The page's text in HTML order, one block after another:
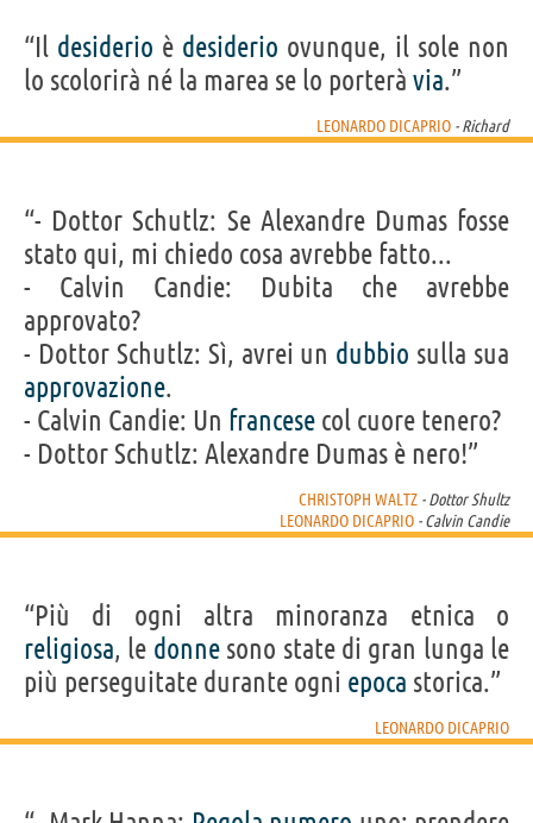
“Il desiderio è desiderio ovunque, il sole non
lo scolorirà né la marea se lo porterà via.”
LEONARDO DICAPRIO - Richard
“- Dottor Schutlz: Se Alexandre Dumas fosse
stato qui, mi chiedo cosa avrebbe fatto...
- Calvin Candie: Dubita che avrebbe
approvato?
- Dottor Schutlz: Sì, avrei un dubbio sulla sua
approvazione.
- Calvin Candie: Un francese col cuore tenero?
- Dottor Schutlz: Alexandre Dumas è nero!”
CHRISTOPH WALTZ - Dottor Shultz
LEONARDO DICAPRIO - Calvin Candie
“Più di ogni altra minoranza etnica o
religiosa, le donnesono state di gran lunga le
più perseguitate durante ogni epoca storica.”
LEONARDO DICAPRIO